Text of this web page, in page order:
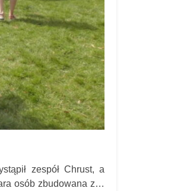
zespół Chrust, a
osób zbudowana z…